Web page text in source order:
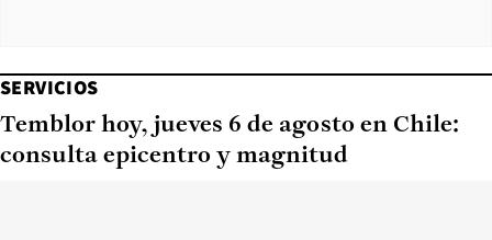
SERVICIOS
Temblor hoy, jueves 6 de agosto en Chile:
consulta epicentro y magnitud